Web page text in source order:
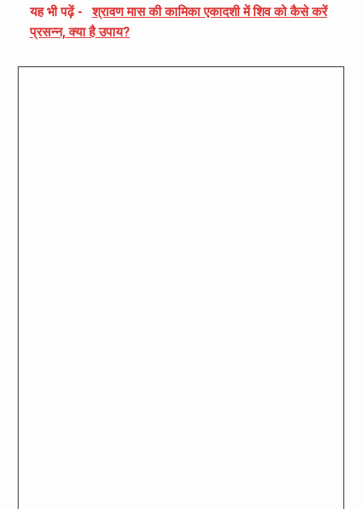
यह भी पढ़ें -
श्रावण मास की कामिका एकादशी में शिव को कैसे करें
प्रसन्न, क्या है उपाय?